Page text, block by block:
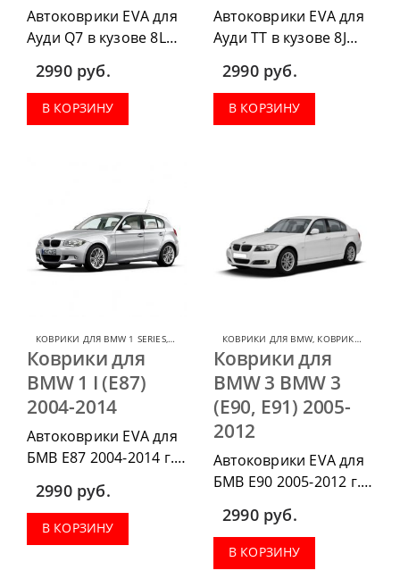
Автоковрики EVA для
Ауди Q7 в кузове 8L
приобрести в
комплектации:
водительский коврик,
2990 руб.
В КОРЗИНУ
Автоковрики EVA для
Ауди ТТ в кузове 8J
приобрести в
комплектации:
водительский коврик,
2990 руб.
В КОРЗИНУ
КОВРИКИ ДЛЯ BMW 1 SERIES, КОВРИКИ ДЛЯ BMW
Коврики для
BMW 1 I (E87)
2004-2014
Автоковрики EVA для
БМВ Е87 2004-2014 г.в.
комплектации:
водительский коврик,
комплект передних,
2990 руб.
В КОРЗИНУ
КОВРИКИ ДЛЯ BMW, КОВРИКИ ДЛЯ BMW 3 SERIES
Коврики для
BMW 3 BMW 3
(Е90, Е91) 2005-
2012
Автоковрики EVA для
БМВ Е90 2005-2012 г.в.
комплектации:
водительский коврик,
комплект передних,
2990 руб.
В КОРЗИНУ